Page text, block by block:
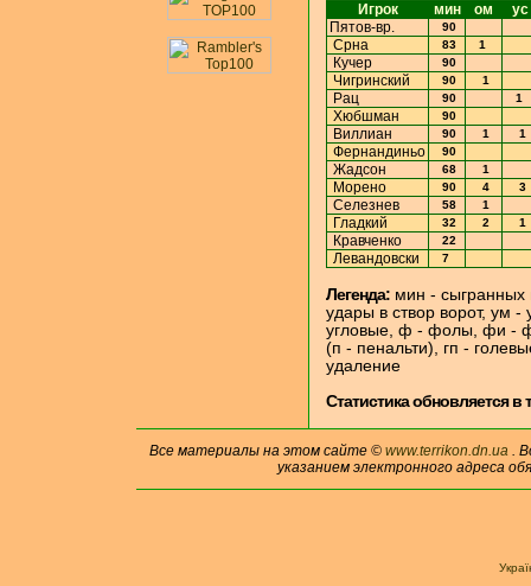
Игрок мин ом
ус
Пятов-вр.
90
Срна 83 1
Кучер 90
Чигринский 90 1
Рац 90 1
Хюбшман 90
Виллиан 90 1 1
Фернандиньо 90
Жадсон 68 1
Морено 90 4 3
Селезнев 58 1
Гладкий 32 2 1
Кравченко 22
Левандовски 7
Легенда: мин -
удары в створ ворот, ум
угловые, ф - фолы, фи -
(п - пенальти), гп -
удаление
Cтатистика обновляется в
Все материалы на этом сайте © www.terrikon.dn.ua .
указанием электронного адреса